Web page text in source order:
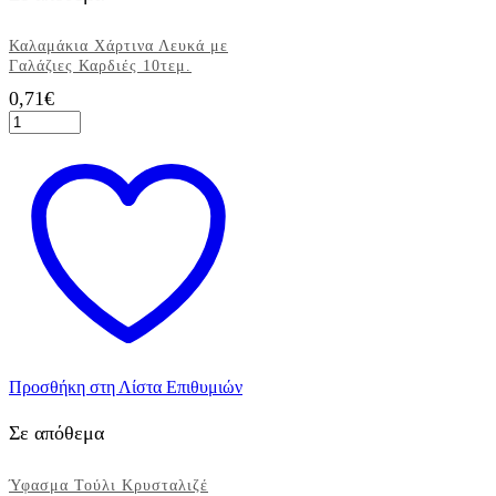
Καλαμάκια Χάρτινα Λευκά με
Γαλάζιες Καρδιές 10τεμ.
0,71€
Καλαμάκια
Χάρτινα
Γαλάζιες
Καρδιές
10τεμ.
ποσότητα
Προσθήκη στη Λίστα Επιθυμιών
Σε απόθεμα
Ύφασμα Τούλι Κρυσταλιζέ